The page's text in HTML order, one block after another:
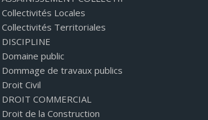
Collectivités Locales
Collectivités Territoriales
DISCIPLINE
Domaine public
Dommage de travaux publics
Droit Civil
DROIT COMMERCIAL
Droit de la Construction